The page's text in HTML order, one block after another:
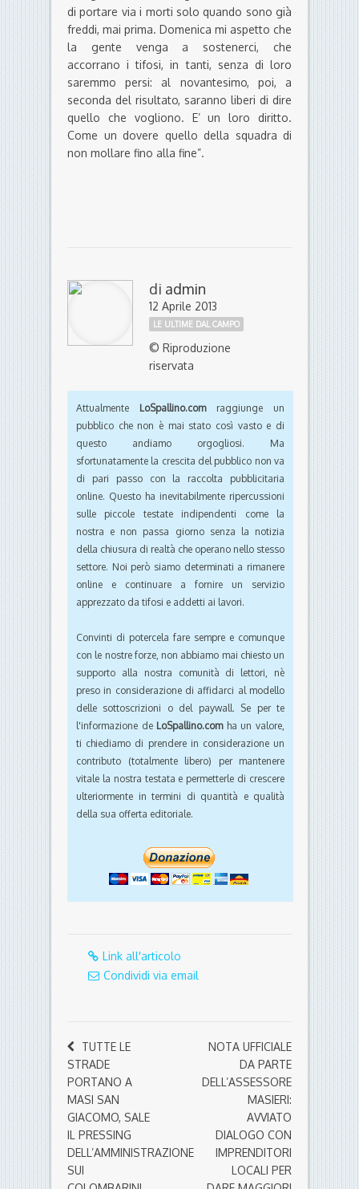
di portare via i morti solo quando sono già
freddi, mai prima. Domenica mi aspetto che
la gente venga a sostenerci, che
accorrano i tifosi, in tanti, senza di loro
saremmo persi: al novantesimo, poi, a
seconda del risultato, saranno liberi di dire
quello che vogliono. E’ un loro diritto.
Come un dovere quello della squadra di
non mollare fino alla fine”.
di admin
12 Aprile 2013
LE ULTIME DAL CAMPO
© Riproduzione
riservata
Attualmente LoSpallino.comraggiunge un
pubblico che non è mai stato così vasto e di
questo andiamo orgogliosi. Ma
sfortunatamente la crescita del pubblico non va
di pari passo con la raccolta pubblicitaria
online. Questo ha inevitabilmente ripercussioni
sulle piccole testate indipendenti come la
nostra e non passa giorno senza la notizia
della chiusura di realtà che operano nello stesso
settore. Noi però siamo determinati a rimanere
online e continuare a fornire un servizio
apprezzato da tifosi e addetti ai lavori.
Convinti di potercela fare sempre e comunque
con le nostre forze, non abbiamo mai chiesto un
supporto alla nostra comunità di lettori, nè
preso in considerazione di affidarci al modello
delle sottoscrizioni o del paywall. Se per te
l'informazione de LoSpallino.comha un valore,
ti chiediamo di prendere in considerazione un
contributo (totalmente libero) per mantenere
vitale la nostra testata e permetterle di crescere
ulteriormente in termini di quantità e qualità
della sua offerta editoriale.
Link all'articolo
Condividi via email
TUTTE LE
STRADE
PORTANO A
MASI SAN
GIACOMO, SALE
IL PRESSING
DELL’AMMINISTRAZIONE
SUI
NOTA UFFICIALE
DA PARTE
DELL’ASSESSORE
MASIERI:
AVVIATO
DIALOGO CON
IMPRENDITORI
LOCALI PER